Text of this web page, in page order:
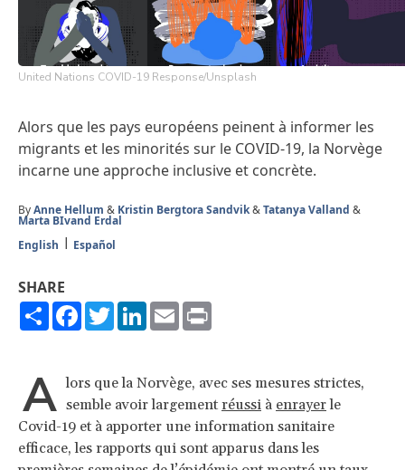
United Nations COVID-19 Response/Unsplash
Alors que les pays européens peinent à informer les
migrants et les minorités sur le COVID-19, la Norvège
incarne une approche inclusive et concrète.
ByAnne Hellum & Kristin Bergtora Sandvik&Tatanya Valland &
Marta BIvand Erdal
English
Español
SHARE
ShareFacebook
TwitterLinkedIn
Email
A lors que la Norvège, avec ses mesures strictes,
semble avoir largement réussi à enrayerle
Covid-19 et à apporter une information sanitaire
efficace, les rapports qui sont apparus dans les